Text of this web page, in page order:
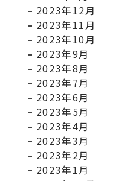
2023年12月
2023年11月
2023年10月
2023年9月
2023年8月
2023年7月
2023年6月
2023年5月
2023年4月
2023年3月
2023年2月
2023年1月